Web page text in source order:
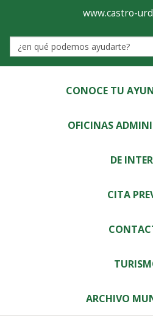
de
Castro-
Urdiales
www.castro-
Label
CONOCE TU
OFICINAS
DE
CITA
ARCHIVO